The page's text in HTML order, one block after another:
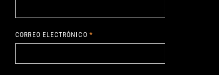
CORREO ELECTRÓNICO *